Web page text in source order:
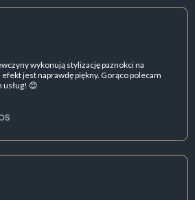
wykonują stylizację paznokci na
jest naprawdę piękny. Gorąco polecam
usług! 😊